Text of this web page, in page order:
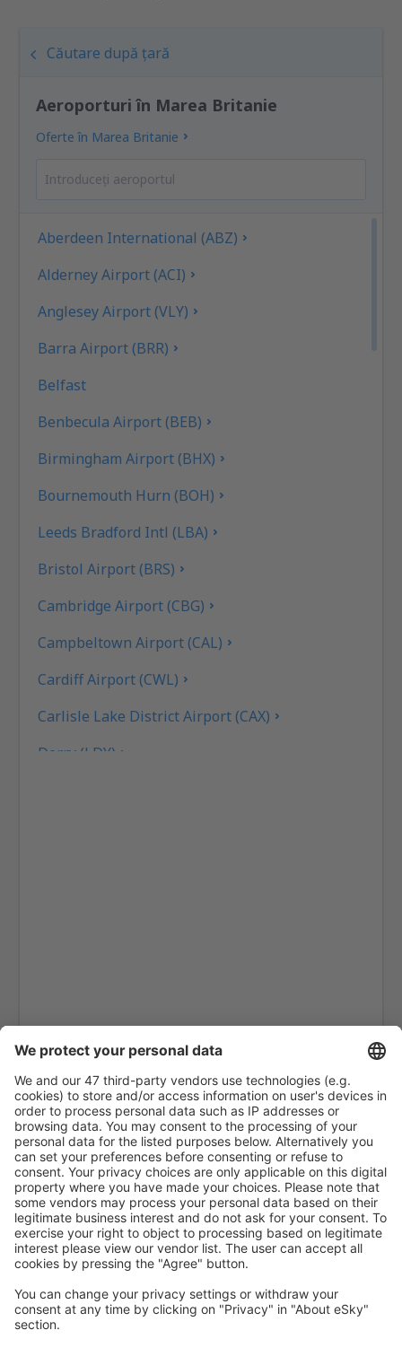
Căutare după țară
Aeroporturi în Marea Britanie
Oferte în Marea Britanie
Aberdeen International (ABZ)
Alderney Airport (ACI)
Anglesey Airport (VLY)
Barra Airport (BRR)
Belfast
Benbecula Airport (BEB)
Birmingham Airport (BHX)
Bournemouth Hurn (BOH)
Leeds Bradford Intl (LBA)
Bristol Airport (BRS)
Cambridge Airport (CBG)
Campbeltown Airport (CAL)
Cardiff Airport (CWL)
Carlisle Lake District Airport (CAX)
Derry (LDY)
Belfast
Glasgow
Gloucestershire Airport (GLO)
Guernsey Airport (GCI)
Londra
Humberside Airport (HUY)
Inverness Airport (INV)
Islay Glenegedale (ILY)